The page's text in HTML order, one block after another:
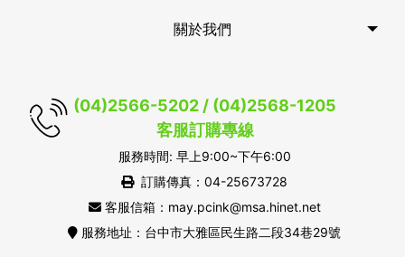
關於我們
(04)2566-5202 / (04)2568-1205
客服訂購專線
服務時間: 早上9:00~下午6:00
訂購傳真：04-25673728
客服信箱：may.pcink@msa.hinet.net
服務地址：台中市大雅區民生路二段34巷29號